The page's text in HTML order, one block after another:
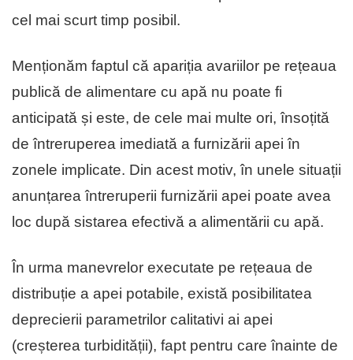
cel mai scurt timp posibil.
Menționăm faptul că apariția avariilor pe rețeaua
publică de alimentare cu apă nu poate fi
anticipată și este, de cele mai multe ori, însoțită
de întreruperea imediată a furnizării apei în
zonele implicate. Din acest motiv, în unele situații
anunțarea întreruperii furnizării apei poate avea
loc după sistarea efectivă a alimentării cu apă.
În urma manevrelor executate pe rețeaua de
distribuție a apei potabile, există posibilitatea
deprecierii parametrilor calitativi ai apei
(creșterea turbidității), fapt pentru care înainte de